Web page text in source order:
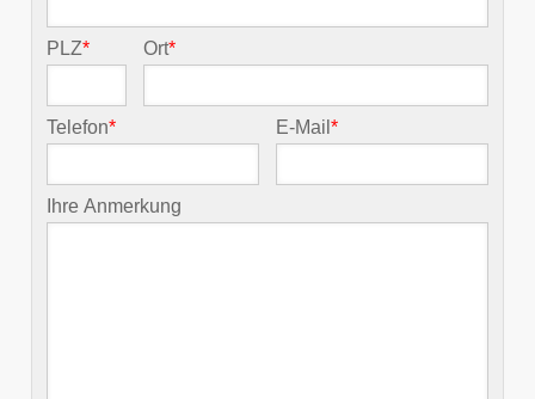
PLZ* Ort*
Telefon* E-Mail*
Ihre Anmerkung